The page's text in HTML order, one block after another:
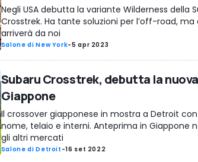
Negli USA debutta la variante Wilderness della
Crosstrek. Ha tante soluzioni per l’off-road,
arriverà da noi
Salone di New York-5 apr 2023
Subaru Crosstrek, debutta la
Giappone
Il crossover giapponese in mostra a Detroit
nome, telaio e interni. Anteprima in Giappone
gli altri mercati
Salone di Detroit -16 set 2022